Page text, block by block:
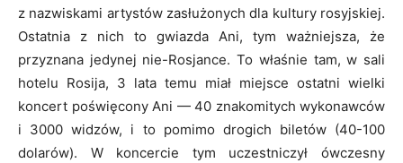
z nazwiskami artystów zasłużonych dla kultury rosyjskiej.
Ostatnia z nich to gwiazda Ani, tym ważniejsza, że
przyznana jedynej nie-Rosjance. To właśnie tam, w sali
hotelu Rosija, 3 lata temu miał miejsce ostatni wielki
koncert poświęcony Ani — 40 znakomitych wykonawców
i 3000 widzów, i to pomimo drogich biletów (40-100
dolarów). W koncercie tym uczestniczył ówczesny